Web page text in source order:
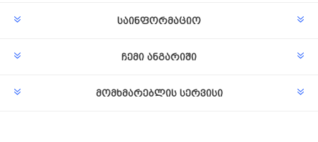
საინფორმაციო
ჩემი ანგარიში
მომხმარებლის სერვისი